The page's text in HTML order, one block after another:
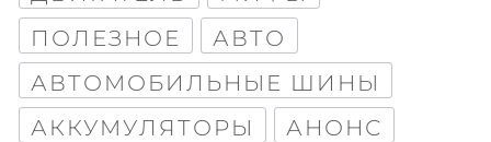
ПОЛЕЗНОЕ
АВТО
АВТОМОБИЛЬНЫЕ ШИНЫ
АККУМУЛЯТОРЫ
АНОНС
Стаття
Абзац